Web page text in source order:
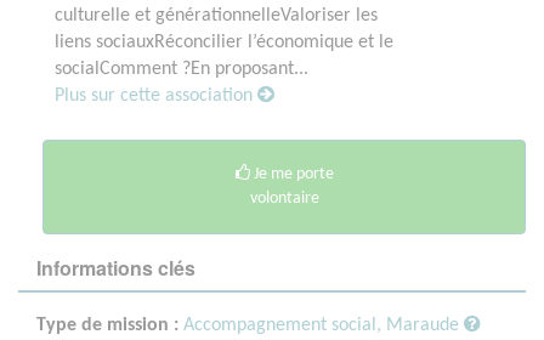
culturelle et générationnelleValoriser les
liens sociauxRéconcilier l’économique et le
socialComment ?En proposant...
Plus sur cette association
Je me porte
volontaire
Informations clés
Type de mission : Accompagnement social, Maraude